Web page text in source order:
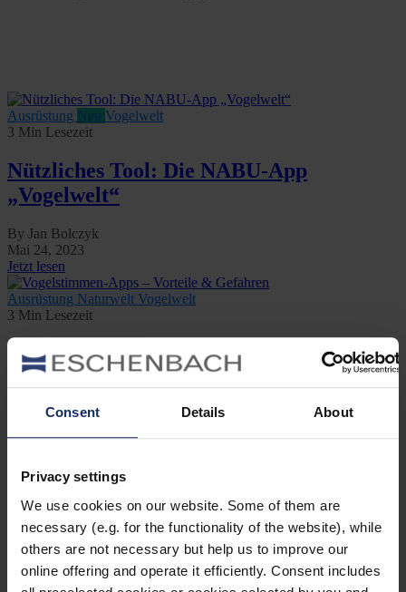
Consent Details About
Privacy settings
We use cookies on our website. Some of them are
necessary (e.g. for the functionality of the website), while
others are not necessary but help us to improve our
online offering and operate it efficiently. Consent includes
Ausrüstung
Vogelwelt
3 Min Lesezeit
Nützliches Tool: Die NABU-App
„Vogelwelt“
By Jan Bolczyk
Mai 24, 2023
Jetzt lesen
Ausrüstung Naturwelt Vogelwelt
3 Min Lesezeit
Vogelstimmen-Apps – Vorteile &
Gefahren
By Jan Bolczyk
Kategorien
Ausrüstung
Neu
Reisen